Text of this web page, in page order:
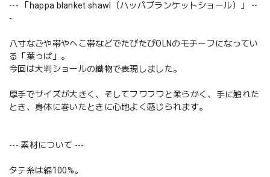
--- 「happa blanket shawl（ハッパブランケットショール）」 --
-
八寸なごや帯やへこ帯などでたびたびOLNのモチーフになってい
る「葉っぱ」。
今回は大判ショールの織物で表現しました。
厚手でサイズが大きく、そしてフワフワと柔らかく、手に触れた
とき、身体に巻いたときに心地よく感じられます。
--- 素材について ---
タテ糸は綿100%。